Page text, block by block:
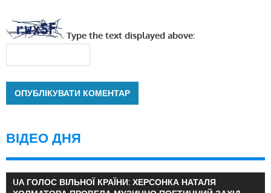
Type the text displayed above:
ВІДЕО ДНЯ
UA ГОЛОС ВІЛЬНОЇ КРАЇНИ: ХЕРСОНКА НАТАЛЯ